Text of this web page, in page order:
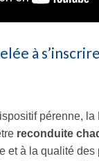
à
pérenne,
reconduite
et à la qualité des